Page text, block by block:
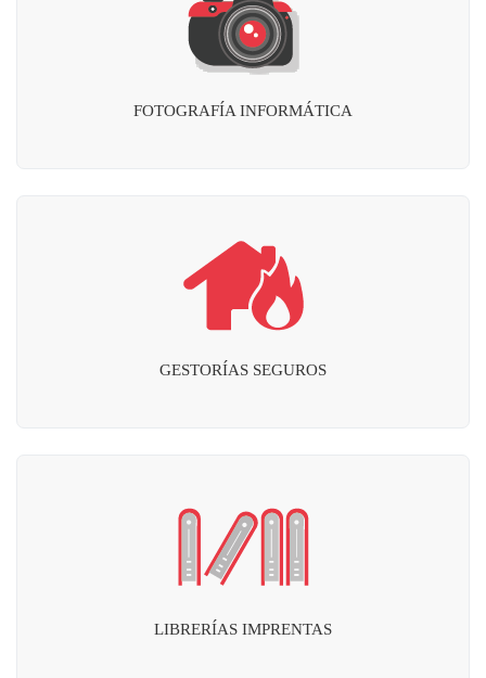
FOTOGRAFÍA INFORMÁTICA
GESTORÍAS SEGUROS
LIBRERÍAS IMPRENTAS